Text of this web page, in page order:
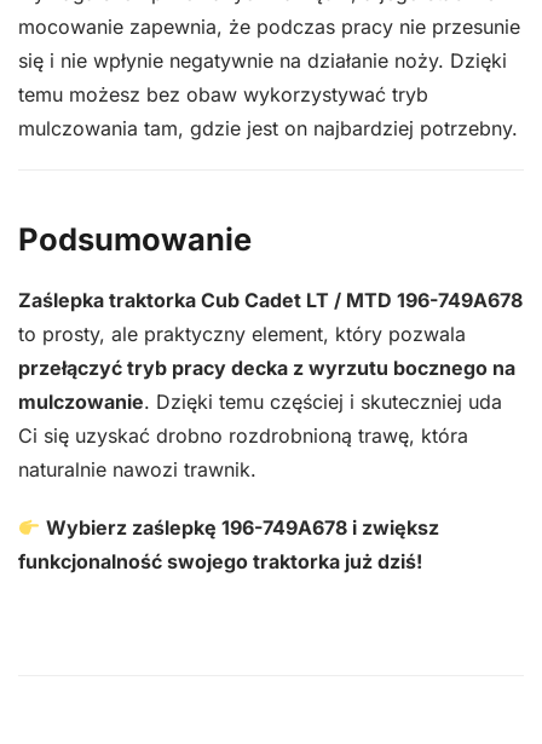
mocowanie zapewnia, że podczas pracy nie przesunie
się i nie wpłynie negatywnie na działanie noży. Dzięki
temu możesz bez obaw wykorzystywać tryb
mulczowania tam, gdzie jest on najbardziej potrzebny.
Podsumowanie
Zaślepka traktorka Cub Cadet LT / MTD 196-749A678
to prosty, ale praktyczny element, który pozwala
przełączyć tryb pracy decka z wyrzutu bocznego na
mulczowanie. Dzięki temu częściej i skuteczniej uda
Ci się uzyskać drobno rozdrobnioną trawę, która
naturalnie nawozi trawnik.
Wybierz zaślepkę 196-749A678 i zwiększ
funkcjonalność swojego traktorka już dziś!